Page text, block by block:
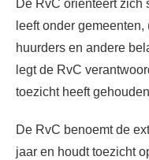
De RvC oriënteert zich
leeft onder
huurders en andere
legt de RvC
toezicht heeft
De RvC benoemt de
jaar en houdt toezicht